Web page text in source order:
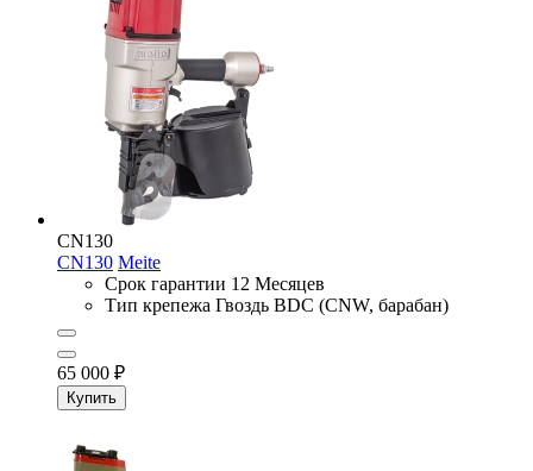
CN130
CN130 Meite
Срок гарантии 12 Месяцев
Тип крепежа Гвоздь BDC (CNW, барабан)
65 000 ₽
Купить